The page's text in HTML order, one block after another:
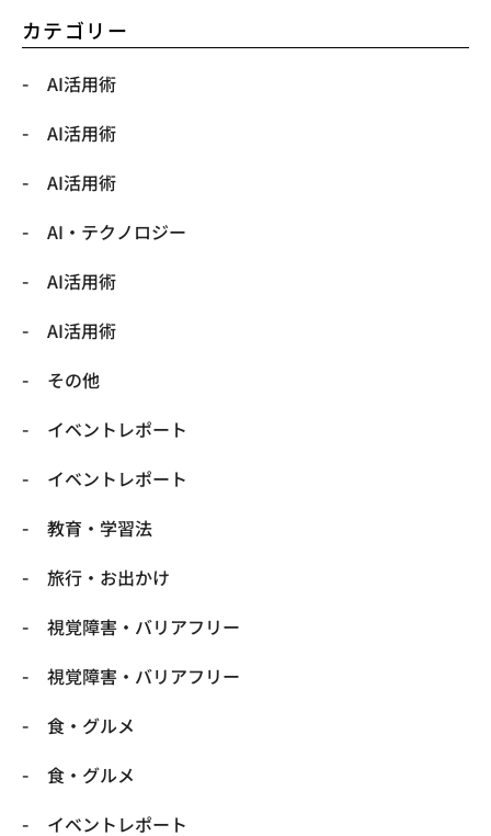
カテゴリー
AI活用術
AI活用術
AI活用術
​AI・テクノロジー
​AI活用術
​AI活用術
​その他
​イベントレポート
​イベントレポート
​教育・学習法
​旅行・お出かけ
​視覚障害・バリアフリー
​視覚障害・バリアフリー
​食・グルメ
​食・グルメ
イベントレポート